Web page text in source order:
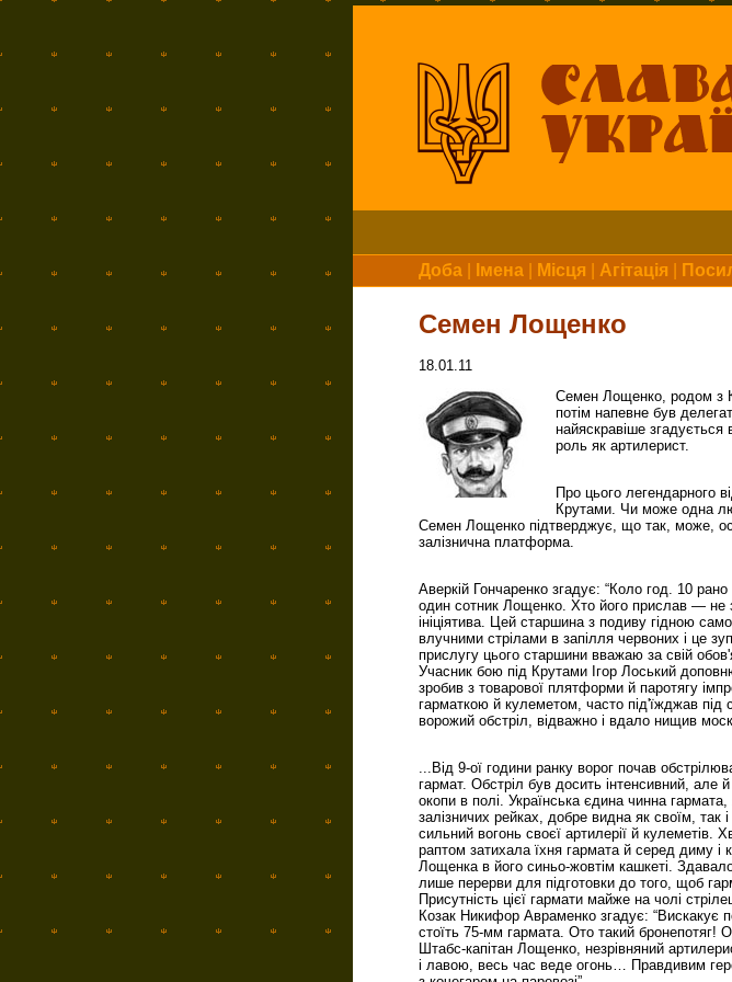
Доба Імена Місця Агітація
Семен Лощенко
18.01.11
Семен Лощенко, родом з
потім напевне був
найяскравіше згадується
роль як артилерист.
Про цього легендарного
Крутами. Чи може одна
Семен Лощенко підтверджує, що так, може,
залізнична платформа.
Аверкій Гончаренко згадує: “Коло год. 10
один сотник Лощенко. Хто його прислав —
ініціятива. Цей старшина з подиву гідною
влучними стрілами в запілля червоних і це
прислугу цього старшини вважаю за свій
Учасник бою під Крутами Ігор Лоський
зробив з товарової плятформи й паротягу
гарматкою й кулеметом, часто під'їжджав під
ворожий обстріл, відважно і вдало нищив
...Від 9-ої години ранку ворог почав
гармат. Обстріл був досить інтенсивний, але
окопи в полі. Українська єдина чинна
залізничих рейках, добре видна як своїм,
сильний вогонь своєї артилерії й кулеметів.
раптом затихала їхня гармата й серед диму і
Лощенка в його синьо-жовтім кашкеті.
лише перерви для підготовки до того, щоб
Присутність цієї гармати майже на чолі
Козак Никифор Авраменко згадує: “Вискакує
стоїть 75-мм гармата. Ото такий бронепотяг!
Штабс-капітан Лощенко, незрівняний
і лавою, весь час веде огонь… Правдивим